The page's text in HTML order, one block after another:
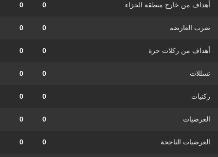
أهداف من خارج منطقة الجزاء 0
0
ضرب العارضة 0
0
أهداف من ركلات حرة 0
0
تسللات 0
0
ركنيات 0
0
العرضيات 0
0
العرضيات الناجحة 0
0